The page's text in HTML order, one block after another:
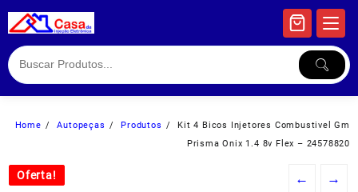
to
Home Autopeças Produtos
Kit 4 Bicos Injetores Combustivel Gm
Prisma Onix 1.4 8v Flex – 24578820
Oferta! ← →
Oferta!